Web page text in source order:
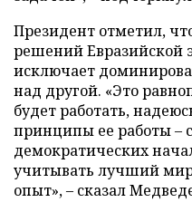
Президент отметил,
решений Евразийской
исключает
над другой. «Это
будет работать,
принципы ее работы –
демократических
учитывать лучший
опыт», – сказал